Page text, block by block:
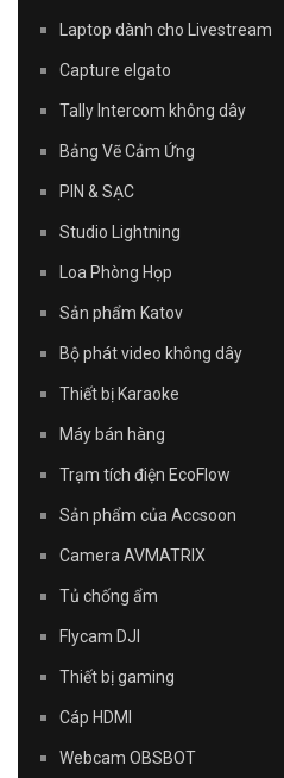
Laptop dành cho Livestream
Capture elgato
Tally Intercom không dây
Bảng Vẽ Cảm Ứng
PIN & SẠC
Studio Lightning
Loa Phòng Họp
Sản phẩm Katov
Bộ phát video không dây
Thiết bị Karaoke
Máy bán hàng
Trạm tích điện EcoFlow
Sản phẩm của Accsoon
Camera AVMATRIX
Tủ chống ẩm
Flycam DJI
Thiết bị gaming
Cáp HDMI
Webcam OBSBOT